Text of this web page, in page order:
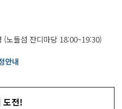
노들섬 잔디마당 18:00~19:30)
안내
도전!